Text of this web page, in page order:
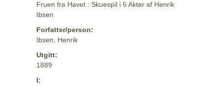
Fruen fra Havet : Skuespil i 5 Akter af Henrik
Ibsen
Forfatter/person:
Ibsen, Henrik
Utgitt:
1889
I: